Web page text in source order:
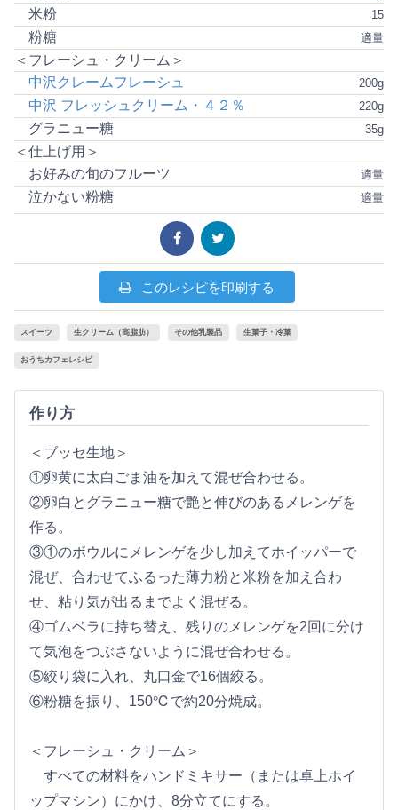
15
米粉
適量
粉糖
＜フレーシュ・クリーム＞
200g
中沢クレームフレーシュ
220g
中沢 フレッシュクリーム・４２％
35g
グラニュー糖
＜仕上げ用＞
適量
お好みの旬のフルーツ
適量
泣かない粉糖
このレシピを印刷する
スイーツ 生クリーム（高脂肪） その他乳製品 生菓子・冷菓
おうちカフェレシピ
作り方
＜ブッセ生地＞
①卵黄に太白ごま油を加えて混ぜ合わせる。
②卵白とグラニュー糖で艶と伸びのあるメレンゲを
作る。
③①のボウルにメレンゲを少し加えてホイッパーで
混ぜ、合わせてふるった薄力粉と米粉を加え合わ
せ、粘り気が出るまでよく混ぜる。
④ゴムベラに持ち替え、残りのメレンゲを2回に分け
て気泡をつぶさないように混ぜ合わせる。
⑤絞り袋に入れ、丸口金で16個絞る。
⑥粉糖を振り、150℃で約20分焼成。
＜フレーシュ・クリーム＞
すべての材料をハンドミキサー（または卓上ホイ
ップマシン）にかけ、8分立てにする。